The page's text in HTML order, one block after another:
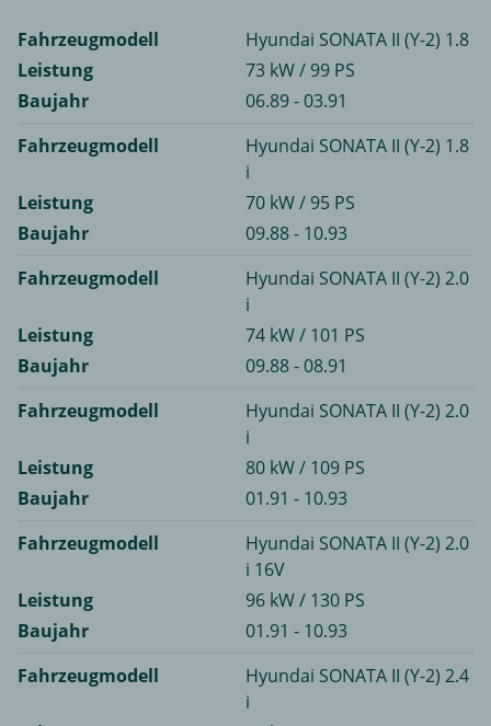
Fahrzeugmodell
Hyundai SONATA II (Y-2) 1.8
Leistung
73 kW / 99 PS
Baujahr
06.89 - 03.91
Fahrzeugmodell
Hyundai SONATA II (Y-2) 1.8
i
Leistung
70 kW / 95 PS
Baujahr
09.88 - 10.93
Fahrzeugmodell
Hyundai SONATA II (Y-2) 2.0
i
Leistung
74 kW / 101 PS
Baujahr
09.88 - 08.91
Fahrzeugmodell
Hyundai SONATA II (Y-2) 2.0
i
Leistung
80 kW / 109 PS
Baujahr
01.91 - 10.93
Fahrzeugmodell
Hyundai SONATA II (Y-2) 2.0
i 16V
Leistung
96 kW / 130 PS
Baujahr
01.91 - 10.93
Fahrzeugmodell
Hyundai SONATA II (Y-2) 2.4
i